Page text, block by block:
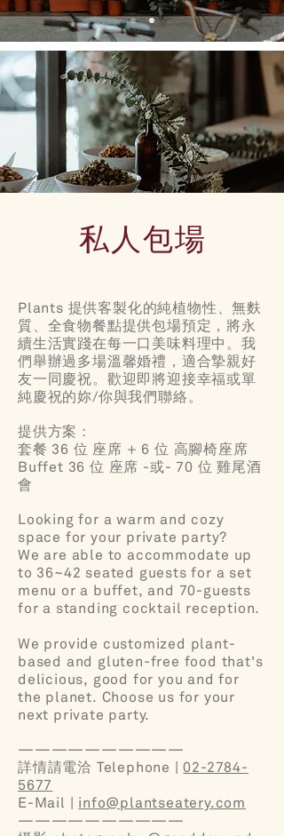
私人包場
Plants 提供客製化的純植物性、無麩
質、全食物餐點提供包場預定，將永
續生活實踐在每一口美味料理中。我
們舉辦過多場溫馨婚禮，適合摯親好
友一同慶祝。歡迎即將迎接幸福或單
純慶祝的妳/你與我們聯絡。
提供方案 :
套餐 36 位 座席 + 6 位 高腳椅座席
Buffet 36 位 座席 -或- 70 位 雞尾酒
會
Looking for a warm and cozy
space for your private party?
We are able to accommodate up
to 36~42 seated guests for a set
menu or a buffet, and 70-guests
for a standing cocktail reception.
We provide customized plant-
based and gluten-free food that's
delicious, good for you and for
the planet. Choose us for your
next private party.
——————————
詳情請電洽 Telephone |02-2784-
5677
E-Mail | info@plantseatery.com
——————————